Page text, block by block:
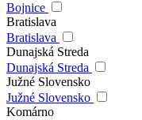
Bojnice
Bratislava
Bratislava
Dunajská Streda
Dunajská Streda
Južné Slovensko
Južné Slovensko
Komárno